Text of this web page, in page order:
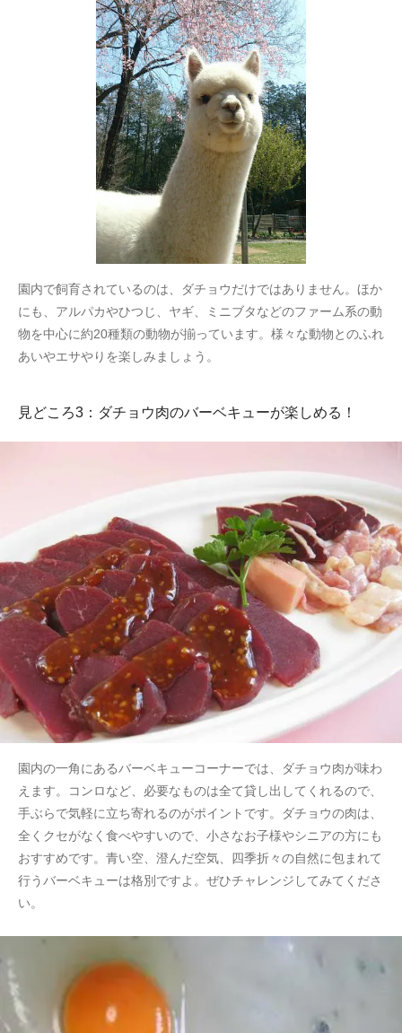
園内で飼育されているのは、ダチョウだけではありません。ほか
にも、アルパカやひつじ、ヤギ、ミニブタなどのファーム系の動
物を中心に約20種類の動物が揃っています。様々な動物とのふれ
あいやエサやりを楽しみましょう。
見どころ3：ダチョウ肉のバーベキューが楽しめる！
園内の一角にあるバーベキューコーナーでは、ダチョウ肉が味わ
えます。コンロなど、必要なものは全て貸し出してくれるので、
手ぶらで気軽に立ち寄れるのがポイントです。ダチョウの肉は、
全くクセがなく食べやすいので、小さなお子様やシニアの方にも
おすすめです。青い空、澄んだ空気、四季折々の自然に包まれて
行うバーベキューは格別ですよ。ぜひチャレンジしてみてくださ
い。